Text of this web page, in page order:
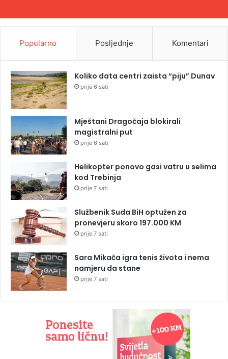
Popularno Posljednje Komentari
Koliko data centri zaista “piju” Dunav
prije 6 sati
Mještani Dragočaja blokirali
magistralni put
prije 6 sati
Helikopter ponovo gasi vatru u selima
kod Trebinja
prije 7 sati
Službenik Suda BiH optužen za
pronevjeru skoro 197.000 KM
prije 7 sati
Sara Mikača igra tenis života i nema
namjeru da stane
prije 7 sati